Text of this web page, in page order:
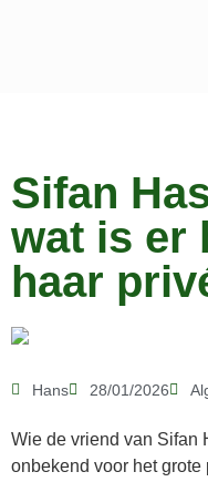
Sifan
wat is er
haar
Hans 28/01/2026
Wie de vriend van Sifan
onbekend voor het